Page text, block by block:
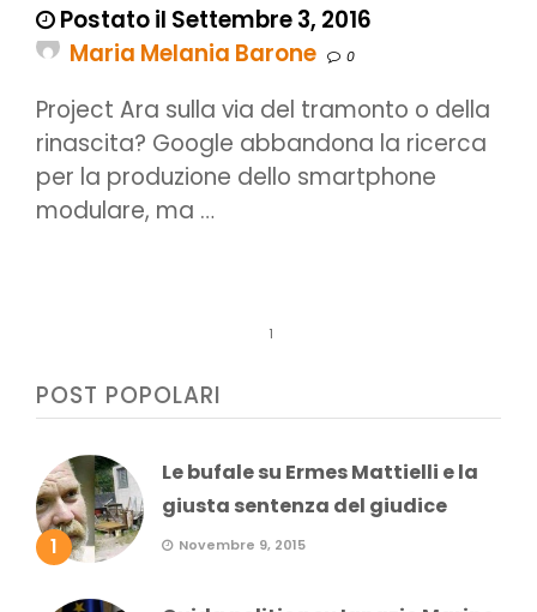
Postato il Settembre 3, 2016
Maria Melania Barone
0
Project Ara sulla via del tramonto o della
rinascita? Google abbandona la ricerca
per la produzione dello smartphone
modulare, ma …
1
POST POPOLARI
1
Le bufale su Ermes Mattielli e la
giusta sentenza del giudice
Novembre 9, 2015